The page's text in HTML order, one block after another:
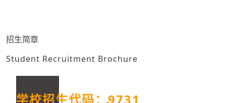
招生简章
Student Recruitment Brochure
学校招生代码：9731